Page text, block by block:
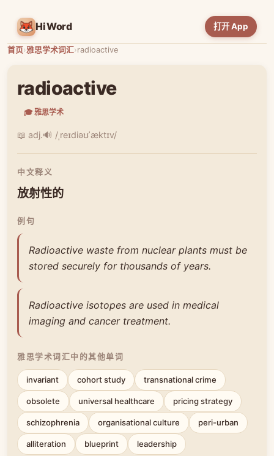
HiWord 打开 App
首页›雅思学术词汇›radioactive
radioactive
🎓 雅思学术
📖 adj.🔊 /ˌreɪdiəʊˈæktɪv/
中文释义
放射性的
例句
Radioactive waste from nuclear plants must be
stored securely for thousands of years.
Radioactive isotopes are used in medical
imaging and cancer treatment.
雅思学术词汇中的其他单词
invariant cohort study transnational crime
obsolete universal healthcare pricing strategy
schizophrenia organisational culture peri-urban
alliteration blueprint leadership